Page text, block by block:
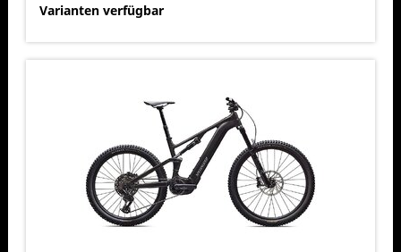
Varianten verfügbar